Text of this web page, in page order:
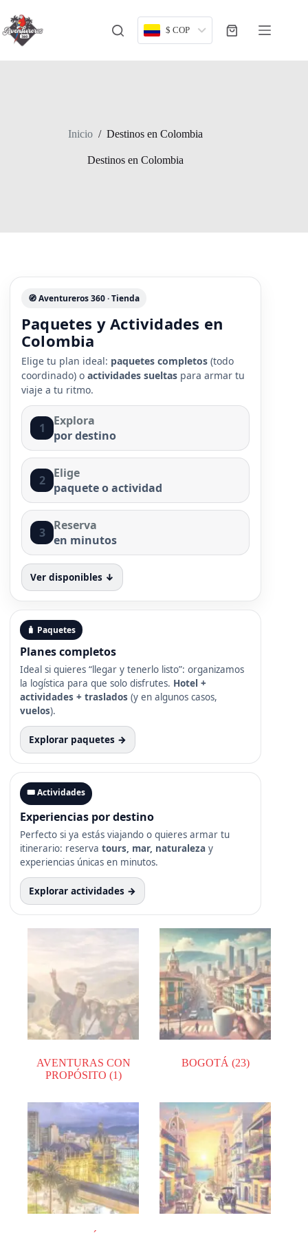
contenido
$ COP
Carro
Inicio / Destinos en Colombia
Destinos en Colombia
🧭 Aventureros 360 · Tienda
Paquetes y Actividades en
Colombia
Elige tu plan ideal: paquetes completos (todo
coordinado) o actividades sueltas para armar tu
viaje a tu ritmo.
1
Explora
por destino
2
Elige
paquete o actividad
3
Reserva
en minutos
Ver disponibles ↓
🧳 Paquetes
Planes completos
Ideal si quieres “llegar y tenerlo listo”: organizamos
la logística para que solo disfrutes. Hotel +
actividades + traslados (y en algunos casos,
vuelos).
Explorar paquetes →
🎟️ Actividades
Experiencias por destino
Perfecto si ya estás viajando o quieres armar tu
itinerario: reserva tours, mar, naturaleza y
experiencias únicas en minutos.
Explorar actividades →
AVENTURAS CON
PROPÓSITO (1)
BOGOTÁ (23)